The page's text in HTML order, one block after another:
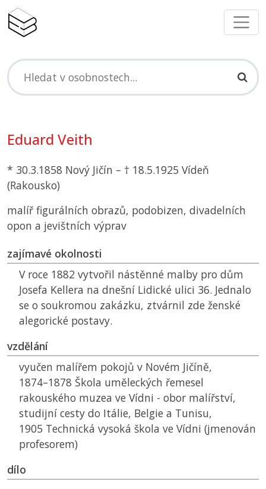
Eduard Veith
* 30.3.1858 Nový Jičín – † 18.5.1925 Vídeň
(Rakousko)
malíř figurálních obrazů, podobizen, divadelních
opon a jevištních výprav
zajímavé okolnosti
V roce 1882 vytvořil nástěnné malby pro dům
Josefa Kellera na dnešní Lidické ulici 36. Jednalo
se o soukromou zakázku, ztvárnil zde ženské
alegorické postavy.
vzdělání
vyučen malířem pokojů v Novém Jičíně,
1874–1878 Škola uměleckých řemesel
rakouského muzea ve Vídni - obor malířství,
studijní cesty do Itálie, Belgie a Tunisu,
1905 Technická vysoká škola ve Vídni (jmenován
profesorem)
dílo